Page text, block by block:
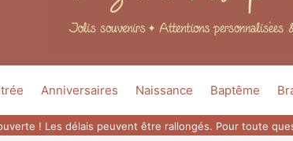
Anniversaires Naissance Baptême
! Les délais peuvent être rallongés. Pour toute